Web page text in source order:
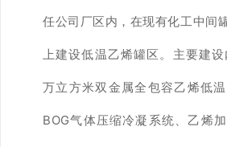
任公司厂区内，在现有化工中间
上建设低温乙烯罐区。主要建
万立方米双金属全包容乙烯低
BOG气体压缩冷凝系统、乙烯